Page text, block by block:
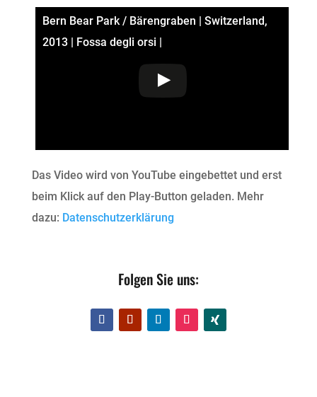
Bern Bear Park / Bärengraben | Switzerland,
2013 | Fossa degli orsi |
Das Video wird von YouTube eingebettet und erst
beim Klick auf den Play-Button geladen. Mehr
dazu: Datenschutzerklärung
Folgen Sie uns: